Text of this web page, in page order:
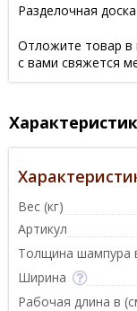
Разделочная
Отложите товар в
с вами свяжется
Вес (кг)
Артикул
Толщина шампура
Ширина
Рабочая длина в